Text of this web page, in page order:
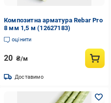
Композитна арматура Rebar Pro
8 мм 1,5 м (12627183)
оцінити
20 ₴/м
Доставимо